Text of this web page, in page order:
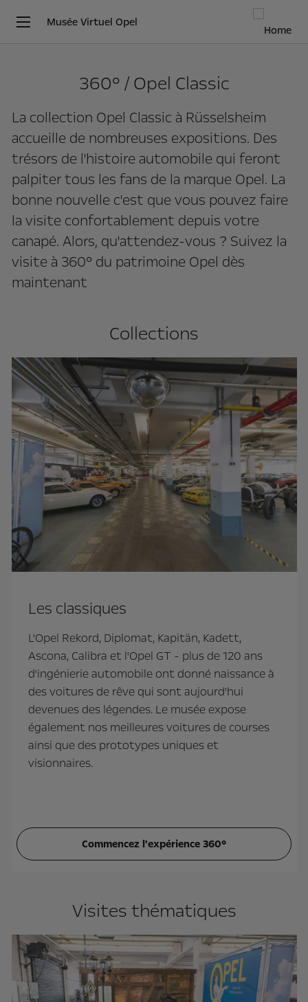
Musée Virtuel Opel
360° / Opel Classic
La collection Opel Classic à Rüsselsheim
accueille de nombreuses expositions. Des
trésors de l'histoire automobile qui feront
palpiter tous les fans de la marque Opel. La
bonne nouvelle c'est que vous pouvez faire
la visite confortablement depuis votre
canapé. Alors, qu'attendez-vous ? Suivez la
visite à 360° du patrimoine Opel dès
maintenant
Collections
Les classiques
L'Opel Rekord, Diplomat, Kapitän, Kadett,
Ascona, Calibra et l'Opel GT - plus de 120 ans
d'ingénierie automobile ont donné naissance à
des voitures de rêve qui sont aujourd'hui
devenues des légendes. Le musée expose
également nos meilleures voitures de courses
ainsi que des prototypes uniques et
visionnaires.
Commencez l'expérience 360°
Visites thématiques